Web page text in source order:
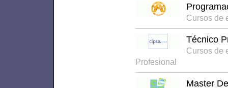
Cursos de
Técnico
Cursos de
Profesional
Master